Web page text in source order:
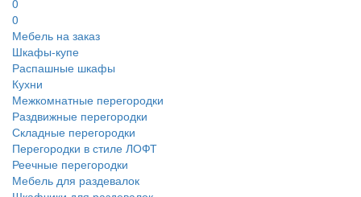
0
0
Мебель на заказ
Шкафы-купе
Распашные шкафы
Кухни
Межкомнатные перегородки
Раздвижные перегородки
Складные перегородки
Перегородки в стиле ЛОФТ
Реечные перегородки
Мебель для раздевалок